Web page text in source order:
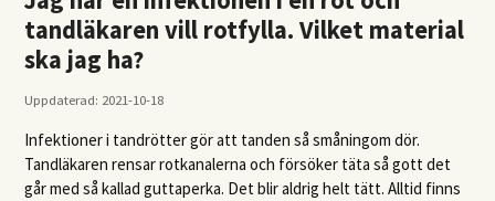
tandläkaren vill rotfylla. Vilket material
ska jag ha?
Uppdaterad: 2021-10-18
Infektioner i tandrötter gör att tanden så småningom dör.
Tandläkaren rensar rotkanalerna och försöker täta så gott det
går med så kallad guttaperka. Det blir aldrig helt tätt. Alltid finns